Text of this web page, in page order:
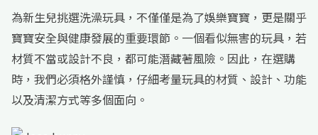
為新生兒挑選洗澡玩具，不僅僅是為了娛樂寶寶，更是關乎
寶寶安全與健康發展的重要環節。一個看似無害的玩具，若
材質不當或設計不良，都可能潛藏著風險。因此，在選購
時，我們必須格外謹慎，仔細考量玩具的材質、設計、功能
以及清潔方式等多個面向。